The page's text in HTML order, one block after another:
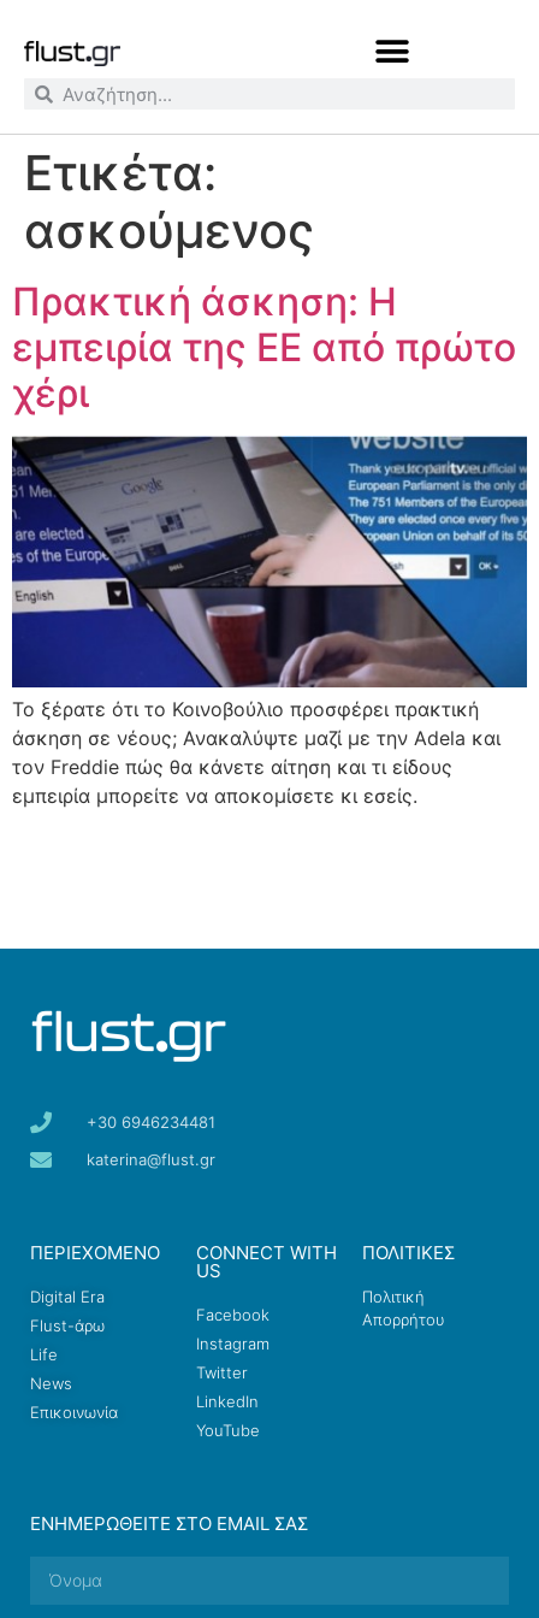
Ετικέτα:
ασκούμενος
Πρακτική άσκηση: Η
εμπειρία της ΕΕ από πρώτο
χέρι
Το ξέρατε ότι το Κοινοβούλιο προσφέρει πρακτική
άσκηση σε νέους; Ανακαλύψτε μαζί με την Adela και
τον Freddie πώς θα κάνετε αίτηση και τι είδους
εμπειρία μπορείτε να αποκομίσετε κι εσείς.
+30 6946234481
katerina@flust.gr
ΠΕΡΙΕΧΟΜΕΝΟ
Digital Era
Flust-άρω
Life
News
Επικοινωνία
CONNECT WITH
US
Facebook
Instagram
Twitter
LinkedIn
YouTube
ΠΟΛΙΤΙΚΕΣ
Πολιτική
Απορρήτου
ΕΝΗΜΕΡΩΘΕΊΤΕ ΣΤΟ EMAIL ΣΑΣ